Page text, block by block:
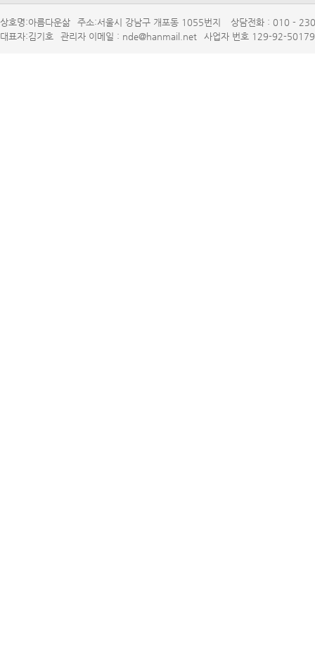
상호명:아름다운삶 주소:서울시강남구개포동1055번지
상담전화:010-
대표자:김기호
관리자이메일:nde@hanmail.net 사업자번호129-92-50179